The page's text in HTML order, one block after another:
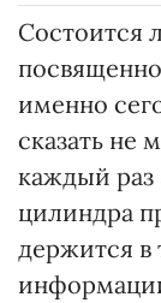
Состоится
именно
сказать не
каждый раз
цилиндра
держится в